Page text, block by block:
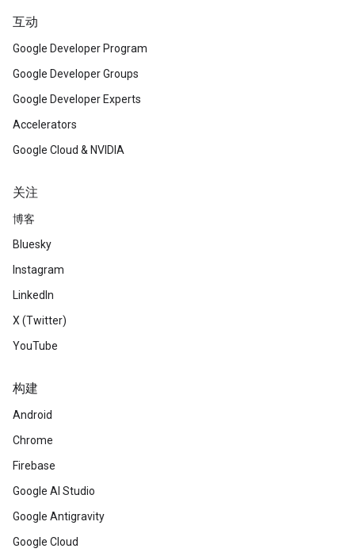
互动
Google Developer Program
Google Developer Groups
Google Developer Experts
Accelerators
Google Cloud & NVIDIA
关注
博客
Bluesky
Instagram
LinkedIn
X (Twitter)
YouTube
构建
Android
Chrome
Firebase
Google AI Studio
Google Antigravity
Google Cloud